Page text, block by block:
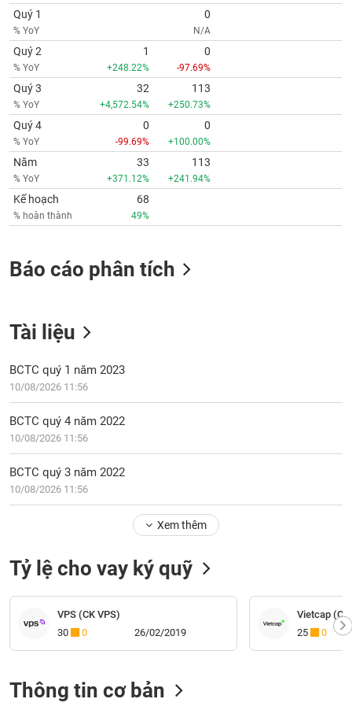
Quý 1
% YoY
0
N/A
Quý 2
% YoY
1
+248.22%
0
-97.69%
Quý 3
% YoY
32
+4,572.54%
113
+250.73%
Quý 4
% YoY
0
-99.69%
0
+100.00%
Năm
% YoY
33
+371.12%
113
+241.94%
Kế hoạch
% hoàn thành
68
49%
Báo cáo phân tích
Tài liệu
BCTC quý 1 năm 2023
10/08/2026 11:56
BCTC quý 4 năm 2022
10/08/2026 11:56
BCTC quý 3 năm 2022
10/08/2026 11:56
Xem thêm
Tỷ lệ cho vay ký quỹ
VPS (CK VPS)
30
0 26/02/2019
Vietcap
25
0
Thông tin cơ bản